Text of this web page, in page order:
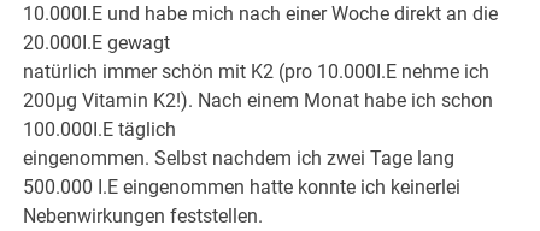
10.000I.E und habe mich nach einer Woche direkt an die
20.000I.E gewagt
natürlich immer schön mit K2 (pro 10.000I.E nehme ich
200µg Vitamin K2!). Nach einem Monat habe ich schon
100.000I.E täglich
eingenommen. Selbst nachdem ich zwei Tage lang
500.000 I.E eingenommen hatte konnte ich keinerlei
Nebenwirkungen feststellen.